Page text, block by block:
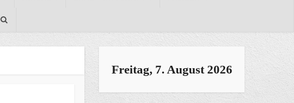
Freitag, 7. August 2026